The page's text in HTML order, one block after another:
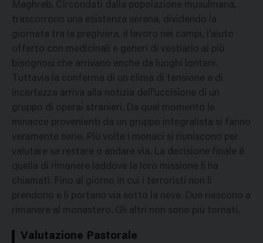
Maghreb. Circondati dalla popolazione musulmana,
trascorrono una esistenza serena, dividendo la
giornata tra la preghiera, il lavoro nei campi, l'aiuto
offerto con medicinali e generi di vestiario ai più
bisognosi che arrivano anche da luoghi lontani.
Tuttavia la conferma di un clima di tensione e di
incertezza arriva alla notizia dell'uccisione di un
gruppo di operai stranieri. Da quel momento le
minacce provenienti da un gruppo integralista si fanno
veramente serie. Più volte i monaci si riuniscono per
valutare se restare o andare via. La decisione finale é
quella di rimanere laddove la loro missione li ha
chiamati. Fino al giorno in cui i terroristi non li
prendono e li portano via sotto la neve. Due riescono a
rimanere al monastero. Gli altri non sono più tornati.
Valutazione Pastorale